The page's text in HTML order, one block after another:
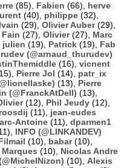
(85), Fabien (66), herve
(40), philippe (32),
(29), Olivier Auber(29),
Fain (27), Olivier(27), Marc
julien (19), Patrick (19), Fab
(@arnaud_thurudev)
(16), vicnent
Pierre Jol (14), patr_ix
(13), Pierre
(@FranckAtDell) (13),
(12), Phil Jeudy (12),
(11), jean-eudes
Antoine (11), dparmen1
INFO (@LINKANDEV)
(10), babar(10),
(10), Nicolas Andre
(10), Alexis